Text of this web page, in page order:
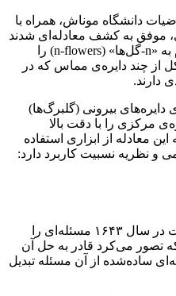
دانشگاه موناش، همراه با
موفق به کشف معادله‌ای شدند
که الگوهای هندسی پیچیده‌ موسوم به «n-گل‌ها» (n-flowers) را
از چند دایره‌ی مماس که در
دارند.
دایره‌های بیرونی (گلبرگ‌ها)
مرکزی را با دقت بالا
معادله از ابزاری استفاده
و نظریه نسبیت کاربرد دارد:
متیوز در بیانیه‌ای اعلام کرد:«دکارت در سال ۱۶۴۳ مسئله‌ای را
تصور می‌کرد قادر به حل آن
ساده‌شده از آن مسئله تبدیل